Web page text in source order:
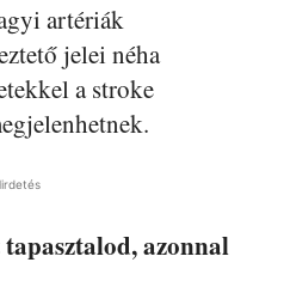
artériák
jelei néha
a stroke
azonnal